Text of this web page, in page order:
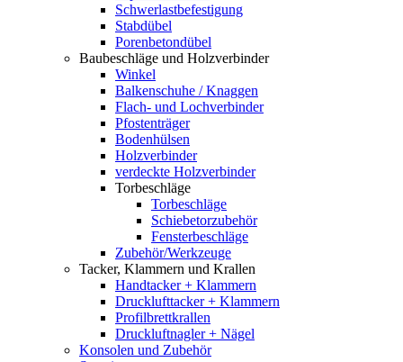
Schwerlastbefestigung
Stabdübel
Porenbetondübel
Baubeschläge und Holzverbinder
Winkel
Balkenschuhe / Knaggen
Flach- und Lochverbinder
Pfostenträger
Bodenhülsen
Holzverbinder
verdeckte Holzverbinder
Torbeschläge
Torbeschläge
Schiebetorzubehör
Fensterbeschläge
Zubehör/Werkzeuge
Tacker, Klammern und Krallen
Handtacker + Klammern
Drucklufttacker + Klammern
Profilbrettkrallen
Druckluftnagler + Nägel
Konsolen und Zubehör